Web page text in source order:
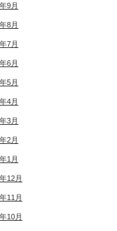
9月
8月
7月
6月
5月
4月
3月
2月
1月
12月
11月
10月